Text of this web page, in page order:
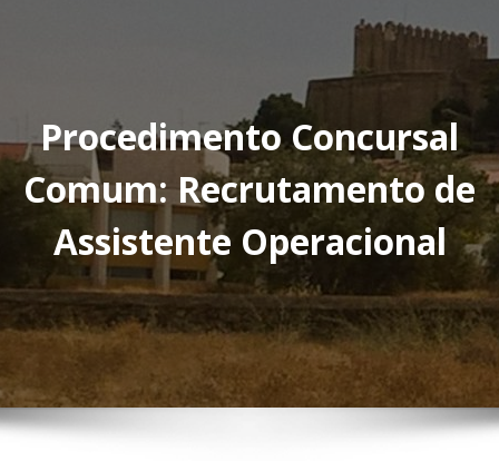
Procedimento Concursal
Comum: Recrutamento de
Assistente Operacional